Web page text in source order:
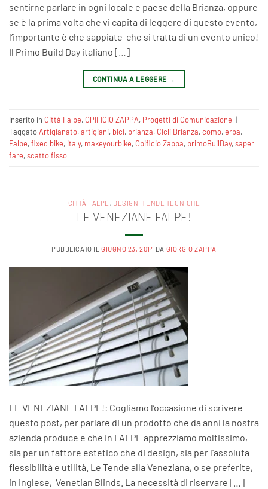
sentirne parlare in ogni locale e paese della Brianza, oppure
se è la prima volta che vi capita di leggere di questo evento,
l’importante è che sappiate che si tratta di un evento unico!
Il Primo Build Day italiano […]
CONTINUA A LEGGERE →
Inserito in Città Falpe, OPIFICIO ZAPPA, Progetti di Comunicazione |
TaggatoArtigianato,artigiani, bici, brianza, Cicli Brianza,como,erba,
Falpe,fixed bike, italy, makeyourbike, Opificio Zappa, primoBuilDay,saper
fare,scatto fisso
CITTÀ FALPE , DESIGN,TENDE TECNICHE
LE VENEZIANE FALPE!
PUBBLICATO IL GIUGNO 23, 2014 DA GIORGIO ZAPPA
LE VENEZIANE FALPE!: Cogliamo l’occasione di scrivere
questo post, per parlare di un prodotto che da anni la nostra
azienda produce e che in FALPE apprezziamo moltissimo,
sia per un fattore estetico che di design, sia per l’assoluta
flessibilità e utilità. Le Tende alla Veneziana, o se preferite,
in inglese, Venetian Blinds. La necessità di riservare […]